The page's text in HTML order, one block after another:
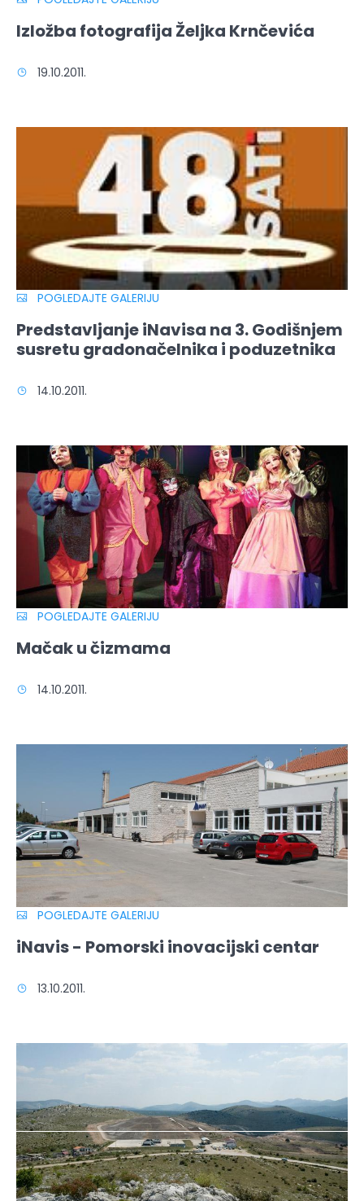
Izložba fotografija Željka Krnčevića
19.10.2011.
POGLEDAJTE GALERIJU
Predstavljanje iNavisa na 3. Godišnjem
susretu gradonačelnika i poduzetnika
14.10.2011.
POGLEDAJTE GALERIJU
Mačak u čizmama
14.10.2011.
POGLEDAJTE GALERIJU
iNavis - Pomorski inovacijski centar
13.10.2011.